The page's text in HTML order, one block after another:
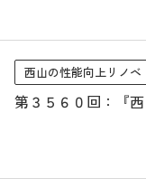
西山の性能向上リノベ
第３５６０回：『